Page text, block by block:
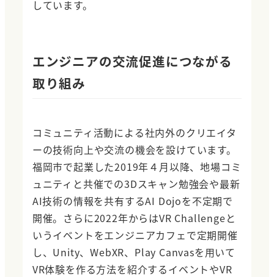
しています。
エンジニアの交流促進につながる
取り組み
コミュニティ活動による社内外のクリエイタ
ーの技術向上や交流の機会を設けています。
福岡市で起業した2019年４月以降、地場コミ
ュニティと共催での3Dスキャン勉強会や最新
AI技術の情報を共有するAI Dojoを不定期で
開催。さらに2022年からはVR Challengeと
いうイベントをエンジニアカフェで定期開催
し、Unity、WebXR、Play Canvasを用いて
VR体験を作る方法を紹介するイベントやVR